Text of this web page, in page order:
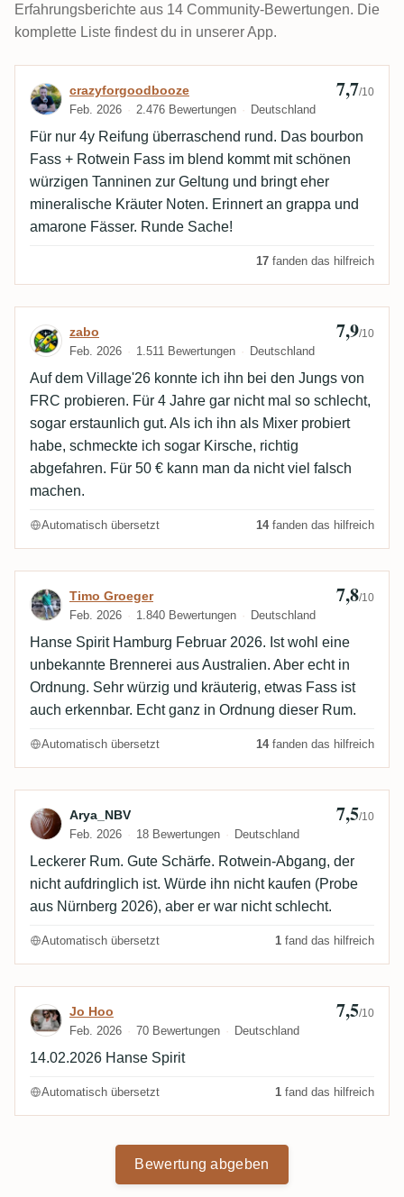
Erfahrungsberichte aus 14 Community-Bewertungen. Die
komplette Liste findest du in unserer App.
Bewertung von crazyforgoodbooze
crazyforgoodbooze
Feb. 2026 2.476 Bewertungen Deutschland
7,7/10
Für nur 4y Reifung überraschend rund. Das bourbon
Fass + Rotwein Fass im blend kommt mit schönen
würzigen Tanninen zur Geltung und bringt eher
mineralische Kräuter Noten. Erinnert an grappa und
amarone Fässer. Runde Sache!
17 fanden das hilfreich
Bewertung von zabo
zabo
Feb. 2026 1.511 Bewertungen Deutschland
7,9/10
Auf dem Village'26 konnte ich ihn bei den Jungs von
FRC probieren. Für 4 Jahre gar nicht mal so schlecht,
sogar erstaunlich gut. Als ich ihn als Mixer probiert
habe, schmeckte ich sogar Kirsche, richtig
abgefahren. Für 50 € kann man da nicht viel falsch
machen.
Automatisch übersetzt 14fanden das hilfreich
Bewertung von Timo Groeger
Timo Groeger
Feb. 2026 1.840 Bewertungen Deutschland
7,8/10
Hanse Spirit Hamburg Februar 2026. Ist wohl eine
unbekannte Brennerei aus Australien. Aber echt in
Ordnung. Sehr würzig und kräuterig, etwas Fass ist
auch erkennbar. Echt ganz in Ordnung dieser Rum.
Automatisch übersetzt 14fanden das hilfreich
Bewertung von Arya_NBV
Arya_NBV
Feb. 2026 18 Bewertungen Deutschland
7,5/10
Leckerer Rum. Gute Schärfe. Rotwein-Abgang, der
nicht aufdringlich ist. Würde ihn nicht kaufen (Probe
aus Nürnberg 2026), aber er war nicht schlecht.
Automatisch übersetzt 1 fand das hilfreich
Bewertung von Jo Hoo
Jo Hoo
Feb. 2026 70 Bewertungen Deutschland
7,5/10
14.02.2026 Hanse Spirit
Automatisch übersetzt 1 fand das hilfreich
Bewertung abgeben